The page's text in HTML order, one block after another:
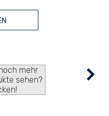
mehr
sehen?